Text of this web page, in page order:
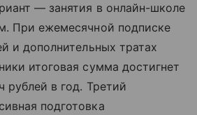
— занятия в онлайн-школе
При ежемесячной подписке
и дополнительных тратах
итоговая сумма достигнет
рублей в год. Третий
подготовка